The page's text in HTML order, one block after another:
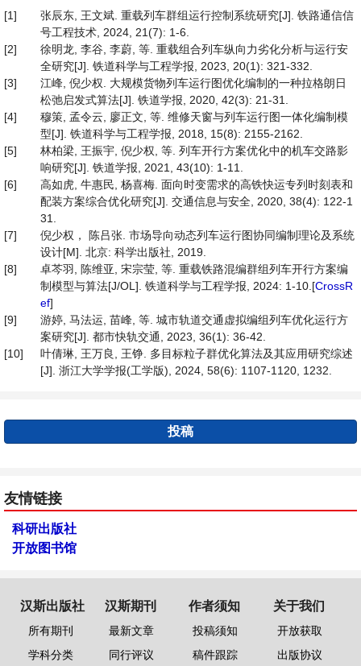
[1]
张辰东, 王文斌. 重载列车群组运行控制系统研究[J]. 铁路通信信
号工程技术, 2024, 21(7): 1-6.
[2]
徐明龙, 李谷, 李蔚, 等. 重载组合列车纵向力劣化分析与运行安
全研究[J]. 铁道科学与工程学报, 2023, 20(1): 321-332.
[3]
江峰, 倪少权. 大规模货物列车运行图优化编制的一种拉格朗日
松弛启发式算法[J]. 铁道学报, 2020, 42(3): 21-31.
[4]
穆策, 孟令云, 廖正文, 等. 维修天窗与列车运行图一体化编制模
型[J]. 铁道科学与工程学报, 2018, 15(8): 2155-2162.
[5]
林柏梁, 王振宇, 倪少权, 等. 列车开行方案优化中的机车交路影
响研究[J]. 铁道学报, 2021, 43(10): 1-11.
[6]
高如虎, 牛惠民, 杨喜梅. 面向时变需求的高铁快运专列时刻表和
配装方案综合优化研究[J]. 交通信息与安全, 2020, 38(4): 122-1
31.
[7]
倪少权， 陈吕张. 市场导向动态列车运行图协同编制理论及系统
设计[M]. 北京: 科学出版社, 2019.
[8]
卓芩羽, 陈维亚, 宋宗莹, 等. 重载铁路混编群组列车开行方案编
制模型与算法[J/OL]. 铁道科学与工程学报, 2024: 1-10.[CrossR
ef]
[9]
游婷, 马法运, 苗峰, 等. 城市轨道交通虚拟编组列车优化运行方
案研究[J]. 都市快轨交通, 2023, 36(1): 36-42.
[10]
叶倩琳, 王万良, 王铮. 多目标粒子群优化算法及其应用研究综述
[J]. 浙江大学学报(工学版), 2024, 58(6): 1107-1120, 1232.
投稿
友情链接
科研出版社
开放图书馆
汉斯出版社
所有期刊
学科分类
汉斯期刊
最新文章
同行评议
作者须知
投稿须知
稿件跟踪
关于我们
开放获取
出版协议